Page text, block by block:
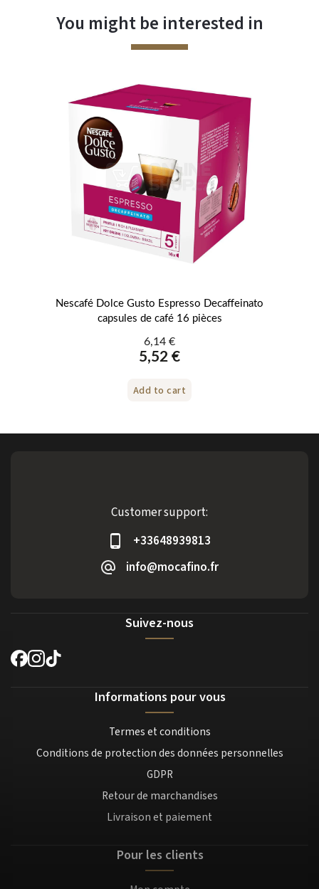
You might be interested in
Nescafé Dolce Gusto Espresso Decaffeinato
capsules de café 16 pièces
6,14 €
5,52 €
Add to cart
Customer support:
+33648939813
info@mocafino.fr
Suivez-nous
Informations pour vous
Termes et conditions
Conditions de protection des données personnelles
GDPR
Retour de marchandises
Livraison et paiement
Pour les clients